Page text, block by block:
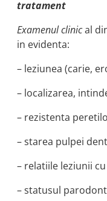
tratament
Examenul clinical
in evidenta:
– leziunea (carie,
– localizarea,
– rezistenta
– starea pulpei
– relatiile leziunii
– statusul